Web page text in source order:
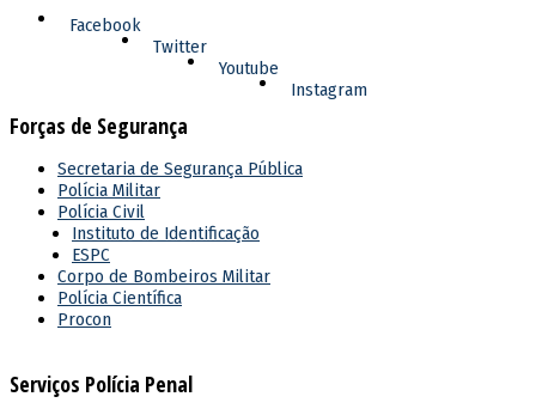
Facebook
Twitter
Youtube
Instagram
Forças de Segurança
Secretaria de Segurança Pública
Polícia Militar
Polícia Civil
Instituto de Identificação
ESPC
Corpo de Bombeiros Militar
Polícia Científica
Procon
Serviços Polícia Penal